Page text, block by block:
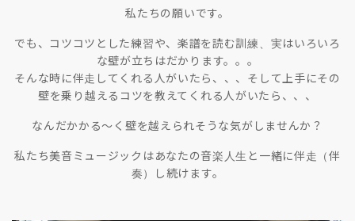
私たちの願いです。
でも、コツコツとした練習や、楽譜を読む訓練、実はいろいろ
な壁が立ちはだかります。。。
そんな時に伴走してくれる人がいたら、、、そして上手にその
壁を乗り越えるコツを教えてくれる人がいたら、、、
なんだかかる〜く壁を越えられそうな気がしませんか？
私たち美音ミュージックはあなたの音楽人生と一緒に伴走（伴
奏）し続けます。